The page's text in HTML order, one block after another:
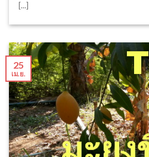
[...]
25
เม.ย.